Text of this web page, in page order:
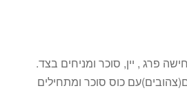
פרג , יין, סוכר ומניחים בצד.
כוס סוכר ומתחילים